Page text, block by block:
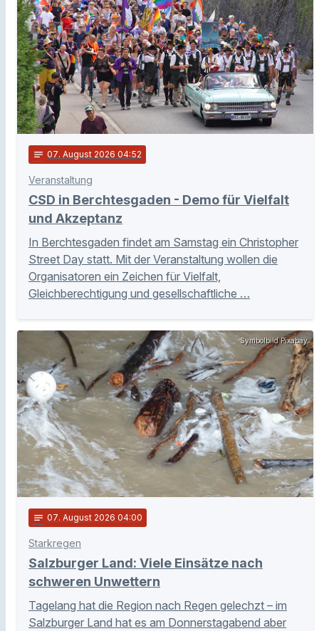
notes 07. August 2026 04:52
Veranstaltung
CSD in Berchtesgaden - Demo für Vielfalt
und Akzeptanz
In Berchtesgaden findet am Samstag ein Christopher
Street Day statt. Mit der Veranstaltung wollen die
Organisatoren ein Zeichen für Vielfalt,
Gleichberechtigung und gesellschaftliche …
Symbolbild Pixabay
notes 07. August 2026 04:00
Starkregen
Salzburger Land: Viele Einsätze nach
schweren Unwettern
Tagelang hat die Region nach Regen gelechzt – im
Salzburger Land hat es am Donnerstagabend aber